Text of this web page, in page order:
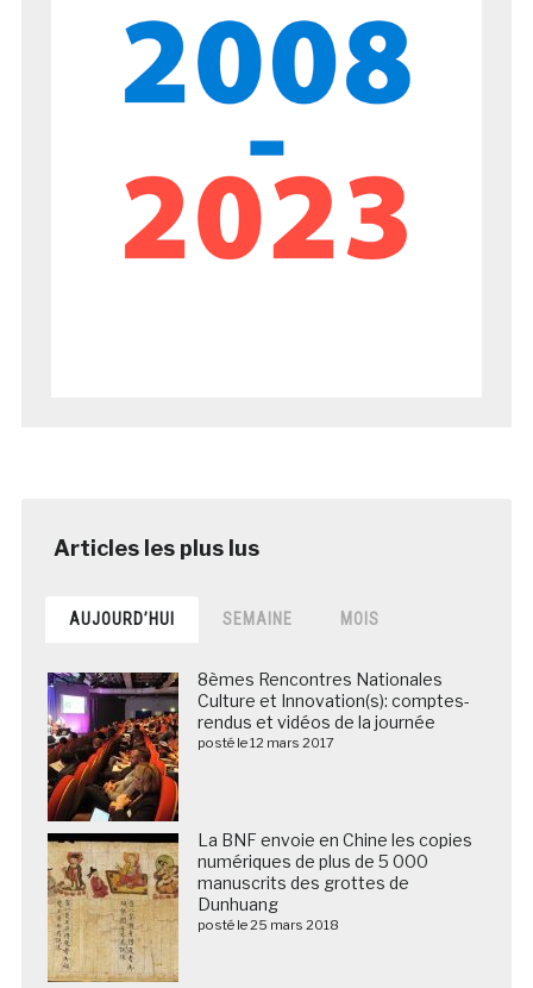
AUJOURD’HUI SEMAINE MOIS
8èmes Rencontres Nationales
Culture et Innovation(s): comptes-
rendus et vidéos de la journée
posté le 12 mars 2017
La BNF envoie en Chine les copies
numériques de plus de 5 000
manuscrits des grottes de
Dunhuang
posté le 25 mars 2018